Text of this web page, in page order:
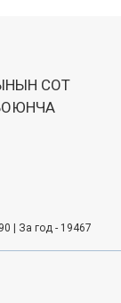
СОТ
| За год - 19467